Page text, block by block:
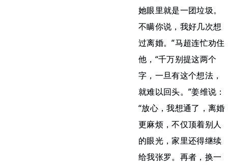
她眼里就是一团垃圾。
不瞒你说，我好几次想
过离婚。”马超连忙劝住
他，“千万别提这两个
字，一旦有这个想法，
就难以回头。”姜维说：
“放心，我想通了，离婚
更麻烦，不仅顶着别人
的眼光，家里还得继续
给我张罗。再者，换一